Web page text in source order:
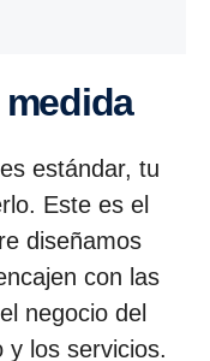
medida
estándar, tu
Este es el
diseñamos
con las
negocio del
y los servicios.